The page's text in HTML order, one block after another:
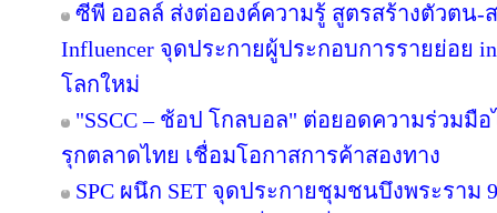
ซีพี ออลล์ ส่งต่อองค์ความรู้ สูตรสร้างตัวตน-
Influencer จุดประกายผู้ประกอบการรายย่อย
โลกใหม่
"SSCC – ช้อป โกลบอล" ต่อยอดความร่วมมื
รุกตลาดไทย เชื่อมโอกาสการค้าสองทาง
SPC ผนึก SET จุดประกายชุมชนบึงพระรา